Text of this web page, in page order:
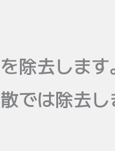
除去します
では除去